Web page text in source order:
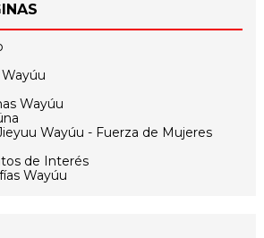
Wayúu
Wayúu - Fuerza de Mujeres
de Interés
Wayúu